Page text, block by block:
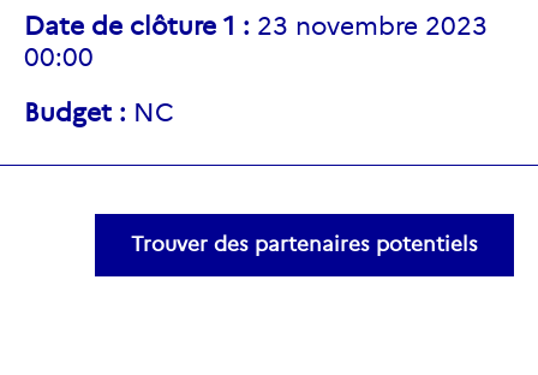
Date de clôture 1 : 23 novembre 2023
00:00
Budget : NC
Trouver des partenaires potentiels